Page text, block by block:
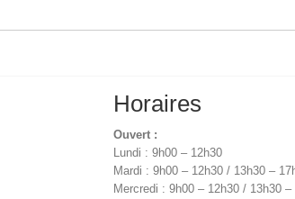
Horaires
Ouvert :
Lundi : 9h00 – 12h30
Mardi : 9h00 – 12h30 / 13h30 –
Mercredi : 9h00 – 12h30 / 13h30 –